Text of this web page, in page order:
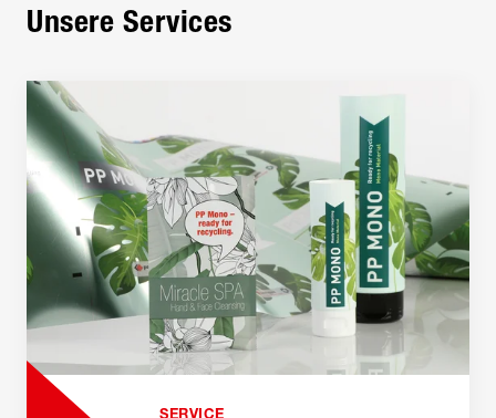
Unsere Services
SERVICE